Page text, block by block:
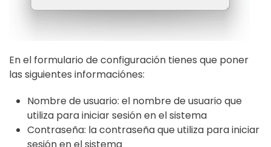
En el formulario de configuración tienes que poner
las siguientes informaciónes:
Nombre de usuario: el nombre de usuario que
utiliza para iniciar sesión en el sistema
Contraseña: la contraseña que utiliza para iniciar